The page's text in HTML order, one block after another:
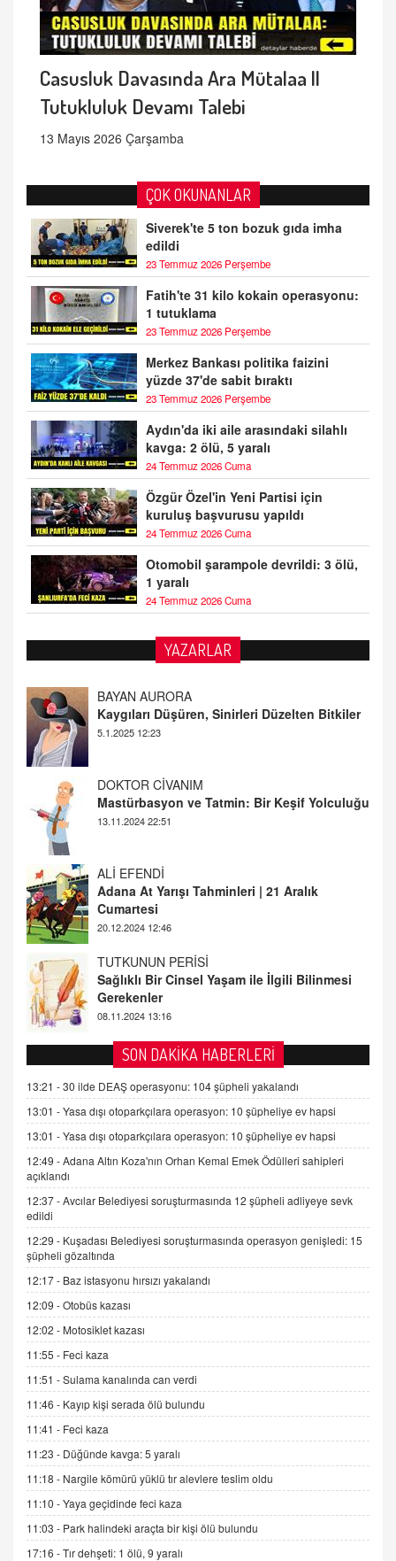
Casusluk Davasında Ara Mütalaa ||
Tutukluluk Devamı Talebi
13 Mayıs 2026 Çarşamba
ÇOK OKUNANLAR
Siverek'te 5 ton bozuk gıda imha
edildi
23 Temmuz 2026 Perşembe
Fatih'te 31 kilo kokain operasyonu:
1 tutuklama
23 Temmuz 2026 Perşembe
Merkez Bankası politika faizini
yüzde 37'de sabit bıraktı
23 Temmuz 2026 Perşembe
Aydın'da iki aile arasındaki silahlı
kavga: 2 ölü, 5 yaralı
24 Temmuz 2026 Cuma
Özgür Özel'in Yeni Partisi için
kuruluş başvurusu yapıldı
24 Temmuz 2026 Cuma
Otomobil şarampole devrildi: 3 ölü,
1 yaralı
24 Temmuz 2026 Cuma
YAZARLAR
DOKTOR CİVANIM
Mastürbasyon ve Tatmin: Bir Keşif Yolculuğu
13.11.2024 22:51
ALİ EFENDİ
Adana At Yarışı Tahminleri | 21 Aralık
Cumartesi
TUTKUNUN PERİSİ
Sağlıklı Bir Cinsel Yaşam ile İlgili Bilinmesi
Gerekenler
08.11.2024 13:16
FARUK ÖNALAN
Tezkere Onaylanmasaydı…
2 Kasım 2021 Salı 00:11
AV. DOĞAN CAN DOĞAN
Kişisel verilerin korunması ve dijital hukukun
gelişimi
SEHER EREK
Kış Ayları Geldi, Hangi Önlemler Alınmalı?
İNCİ GÜL AKÖL
Trump Keşke Adana'yı da Ziyaret Etse...
06.07.2026 13:00
ADEM AKÖL
Esed Destekçilerinin Yüzüne Vurulan Şamar:
Sednaya
11.12.2024 12:30
DR. EKREM ASLAN
Gerçek Ne, Algı Ne? "Beraber Yürüyoruz"
Cümlesinin Peşinden
19.07.2025 12:45
GÖNÜL MENEKŞE
Şifacının Yolu
04.11.2025 12:56
SON DAKİKA HABERLERİ
13:21 -30 ilde DEAŞ operasyonu: 104 şüpheli yakalandı
13:01 -Yasa dışı otoparkçılara operasyon: 10 şüpheliye ev hapsi
13:01 -Yasa dışı otoparkçılara operasyon: 10 şüpheliye ev hapsi
12:49 -Adana Altın Koza'nın Orhan Kemal Emek Ödülleri sahipleri
açıklandı
12:37 -Avcılar Belediyesi soruşturmasında 12 şüpheli adliyeye sevk
edildi
12:29 - Kuşadası Belediyesi soruşturmasında operasyon genişledi: 15
şüpheli gözaltında
12:17 - Baz istasyonu hırsızı yakalandı
12:09 -Otobüs kazası
12:02 - Motosiklet kazası
11:55 - Feci kaza
11:51 -Sulama kanalında can verdi
11:46 - Kayıp kişi serada ölü bulundu
11:41 - Feci kaza
11:23 - Düğünde kavga: 5 yaralı
11:18 - Nargile kömürü yüklü tır alevlere teslim oldu
11:10 -Yaya geçidinde feci kaza
11:03 - Park halindeki araçta bir kişi ölü bulundu
17:16 -Tır dehşeti: 1 ölü, 9 yaralı